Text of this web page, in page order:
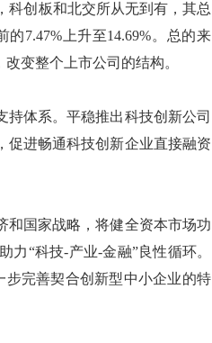
科创板和北交所从无到有，其总
7.47%上升至14.69%。总的来
变整个上市公司的结构。
体系。平稳推出科技创新公司
促进畅通科技创新企业直接融资
国家战略，将健全资本市场功
“科技-产业-金融”良性循环。
完善契合创新型中小企业的特